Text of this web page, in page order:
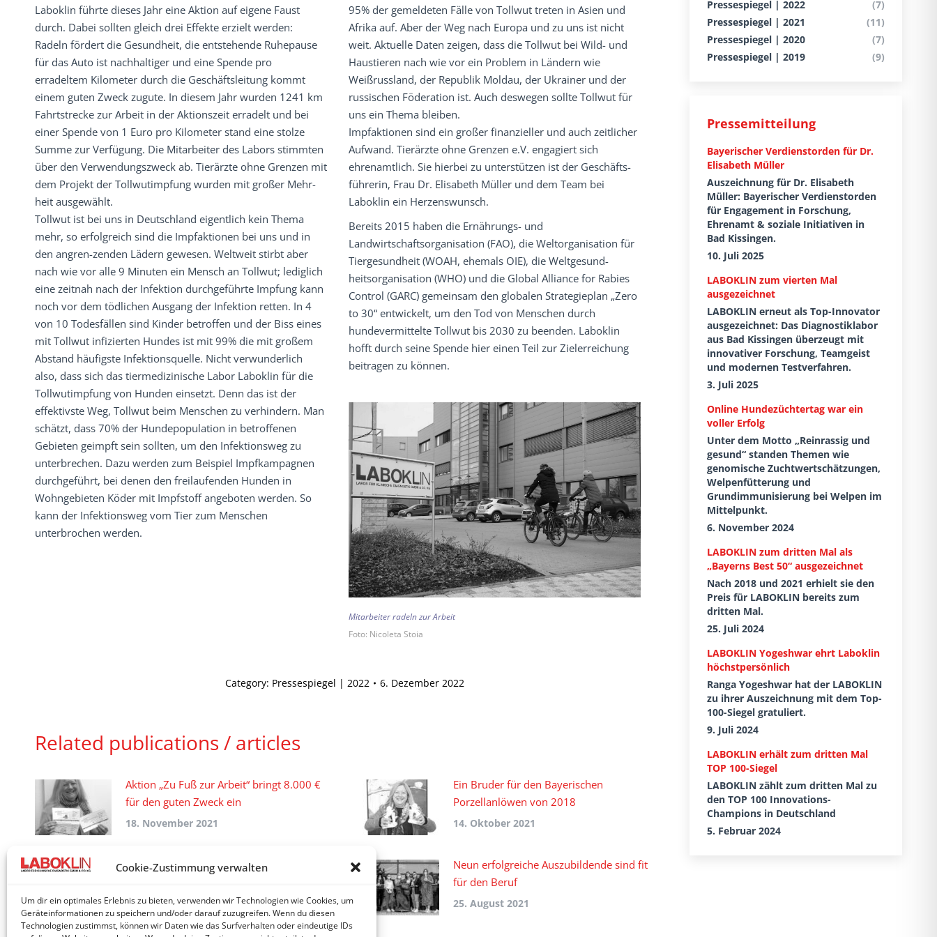
Cookie-Zustimmung verwalten
Um dir ein optimales Erlebnis zu bieten, verwenden wir Technologien wie Cookies, um
Geräteinformationen zu speichern und/oder darauf zuzugreifen. Wenn du diesen
Technologien zustimmst, können wir Daten wie das Surfverhalten oder eindeutige IDs
Laboklin führte dieses Jahr eine Aktion auf eigene Faust
durch. Dabei sollten gleich drei Effekte erzielt werden:
Radeln fördert die Gesundheit, die entstehende Ruhepause
für das Auto ist nachhaltiger und eine Spende pro
erradeltem Kilometer durch die Geschäftsleitung kommt
einem guten Zweck zugute. In diesem Jahr wurden 1241 km
Fahrtstrecke zur Arbeit in der Aktionszeit erradelt und bei
einer Spende von 1 Euro pro Kilometer stand eine stolze
Summe zur Verfügung. Die Mitarbeiter des Labors stimmten
über den Verwendungszweck ab. Tierärzte ohne Grenzen mit
dem Projekt der Tollwutimpfung wurden mit großer Mehr-
heit ausgewählt.
Tollwut ist bei uns in Deutschland eigentlich kein Thema
mehr, so erfolgreich sind die Impfaktionen bei uns und in
den angren-zenden Lädern gewesen. Weltweit stirbt aber
nach wie vor alle 9 Minuten ein Mensch an Tollwut; lediglich
eine zeitnah nach der Infektion durchgeführte Impfung kann
noch vor dem tödlichen Ausgang der Infektion retten. In 4
von 10 Todesfällen sind Kinder betroffen und der Biss eines
mit Tollwut infizierten Hundes ist mit 99% die mit großem
Abstand häufigste Infektionsquelle. Nicht verwunderlich
also, dass sich das tiermedizinische Labor Laboklin für die
Tollwutimpfung von Hunden einsetzt. Denn das ist der
effektivste Weg, Tollwut beim Menschen zu verhindern. Man
schätzt, dass 70% der Hundepopulation in betroffenen
Gebieten geimpft sein sollten, um den Infektionsweg zu
unterbrechen. Dazu werden zum Beispiel Impfkampagnen
durchgeführt, bei denen den freilaufenden Hunden in
Wohngebieten Köder mit Impfstoff angeboten werden. So
kann der Infektionsweg vom Tier zum Menschen
unterbrochen werden.
95% der gemeldeten Fälle von Tollwut treten in Asien und
Afrika auf. Aber der Weg nach Europa und zu uns ist nicht
weit. Aktuelle Daten zeigen, dass die Tollwut bei Wild- und
Haustieren nach wie vor ein Problem in Ländern wie
Weißrussland, der Republik Moldau, der Ukrainer und der
russischen Föderation ist. Auch deswegen sollte Tollwut für
uns ein Thema bleiben.
Impfaktionen sind ein großer finanzieller und auch zeitlicher
Aufwand. Tierärzte ohne Grenzen e.V. engagiert sich
ehrenamtlich. Sie hierbei zu unterstützen ist der Geschäfts-
führerin, Frau Dr. Elisabeth Müller und dem Team bei
Laboklin ein Herzenswunsch.
Bereits 2015 haben die Ernährungs- und
Landwirtschaftsorganisation (FAO), die Weltorganisation für
Tiergesundheit (WOAH, ehemals OIE), die Weltgesund-
heitsorganisation (WHO) und die Global Alliance for Rabies
Control (GARC) gemeinsam den globalen Strategieplan „Zero
to 30“ entwickelt, um den Tod von Menschen durch
hundevermittelte Tollwut bis 2030 zu beenden. Laboklin
hofft durch seine Spende hier einen Teil zur Zielerreichung
beitragen zu können.
Mitarbeiter radeln zur Arbeit
Foto: Nicoleta Stoia
Category: Pressespiegel | 2022 6. Dezember 2022
Related publications / articles
Aktion „Zu Fuß zur Arbeit“ bringt 8.000 €
für den guten Zweck ein
18. November 2021
Ein Bruder für den Bayerischen
Porzellanlöwen von 2018
14. Oktober 2021
Hundezüchter treffen sich online in Bad
11. Oktober 2021
Neun erfolgreiche Auszubildende sind fit
für den Beruf
25. August 2021
Pressespiegel | 2022
(7)
Pressespiegel | 2021
(11)
Pressespiegel | 2020
(7)
Pressespiegel | 2019
(9)
Pressemitteilung
Bayerischer Verdienstorden für Dr.
Elisabeth Müller
Auszeichnung für Dr. Elisabeth
Müller: Bayerischer Verdienstorden
für Engagement in Forschung,
Ehrenamt & soziale Initiativen in
Bad Kissingen.
10. Juli 2025
LABOKLIN zum vierten Mal
ausgezeichnet
LABOKLIN erneut als Top-Innovator
ausgezeichnet: Das Diagnostiklabor
aus Bad Kissingen überzeugt mit
innovativer Forschung, Teamgeist
und modernen Testverfahren.
3. Juli 2025
Online Hundezüchtertag war ein
voller Erfolg
Unter dem Motto „Reinrassig und
gesund“ standen Themen wie
genomische Zuchtwertschätzungen,
Welpenfütterung und
Grundimmunisierung bei Welpen im
Mittelpunkt.
6. November 2024
LABOKLIN zum dritten Mal als
„Bayerns Best 50“ ausgezeichnet
Nach 2018 und 2021 erhielt sie den
Preis für LABOKLIN bereits zum
dritten Mal.
25. Juli 2024
LABOKLIN Yogeshwar ehrt Laboklin
höchstpersönlich
Ranga Yogeshwar hat der LABOKLIN
zu ihrer Auszeichnung mit dem Top-
100-Siegel gratuliert.
9. Juli 2024
LABOKLIN erhält zum dritten Mal
TOP 100-Siegel
LABOKLIN zählt zum dritten Mal zu
den TOP 100 Innovations-
Champions in Deutschland
5. Februar 2024